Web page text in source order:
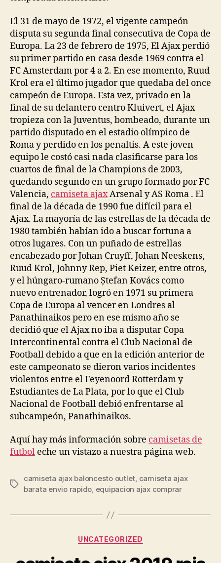
El 31 de mayo de 1972, el vigente campeón
disputa su segunda final consecutiva de Copa de
Europa. La 23 de febrero de 1975, El Ajax perdió
su primer partido en casa desde 1969 contra el
FC Amsterdam por 4 a 2. En ese momento, Ruud
Krol era el último jugador que quedaba del once
campeón de Europa. Esta vez, privado en la
final de su delantero centro Kluivert, el Ajax
tropieza con la Juventus, bombeado, durante un
partido disputado en el estadio olímpico de
Roma y perdido en los penaltis. A este joven
equipo le costó casi nada clasificarse para los
cuartos de final de la Champions de 2003,
quedando segundo en un grupo formado por FC
Valencia, camiseta ajaxArsenal y AS Roma . El
final de la década de 1990 fue difícil para el
Ajax. La mayoría de las estrellas de la década de
1980 también habían ido a buscar fortuna a
otros lugares. Con un puñado de estrellas
encabezado por Johan Cruyff, Johan Neeskens,
Ruud Krol, Johnny Rep, Piet Keizer, entre otros,
y el húngaro-rumano Ștefan Kovács como
nuevo entrenador, logró en 1971 su primera
Copa de Europa al vencer en Londres al
Panathinaikos pero en ese mismo año se
decidió que el Ajax no iba a disputar Copa
Intercontinental contra el Club Nacional de
Football debido a que en la edición anterior de
este campeonato se dieron varios incidentes
violentos entre el Feyenoord Rotterdam y
Estudiantes de La Plata, por lo que el Club
Nacional de Football debió enfrentarse al
subcampeón, Panathinaikos.
Aquí hay más información sobre camisetas de
futbol eche un vistazo a nuestra página web.
Etiquetas
camiseta ajax baloncesto outlet, camiseta ajax
barata envio rapido, equipacion ajax comprar
Categorías
UNCATEGORIZED